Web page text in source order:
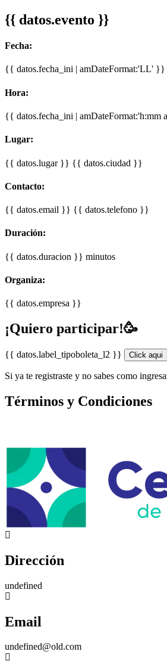
{{ datos.evento }}
Fecha:
{{ datos.fecha_ini | amDateFormat:'LL' }}
Hora:
{{ datos.fecha_ini | amDateFormat:'h:mm
Lugar:
{{ datos.lugar }} {{ datos.ciudad }}
Contacto:
{{ datos.email }} {{ datos.telefono }}
Duración:
{{ datos.duracion }} minutos
Organiza:
{{ datos.empresa }}
¡Quiero participar!🥳
{{ datos.label_tipoboleta_l2 }} Click aqui
Si ya te registraste y no sabes como
Términos y Condiciones
Dirección
undefined
Email
undefined@old.com